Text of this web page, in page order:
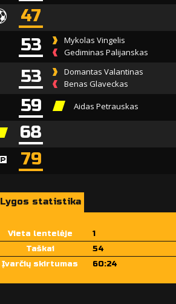
47
53
Mykolas Vingelis
Gediminas Palijanskas
53
Domantas Valantinas
Benas Glaveckas
59 Aidas Petrauskas
68
79
Lygos statistika
Vieta lentelėje
1
Taškai
54
Įvarčių skirtumas 60:24